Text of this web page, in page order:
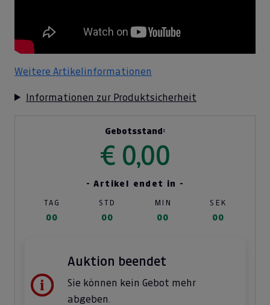
Weitere Artikelinformationen
Informationen zur Produktsicherheit
Gebotsstand:
€ 0,00
- Artikel endet in -
TAG STD MIN SEK
00 00 00 00
Auktion beendet
Sie können kein Gebot mehr
abgeben.